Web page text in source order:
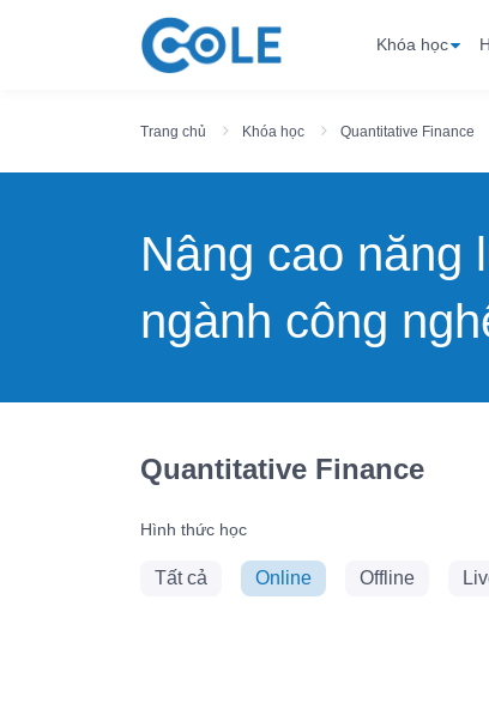
Khóa học
Trang chủ Khóa học Quantitative Finance
Nâng cao năng
ngành công
Quantitative Finance
Hình thức học
Tất cả Online Offline